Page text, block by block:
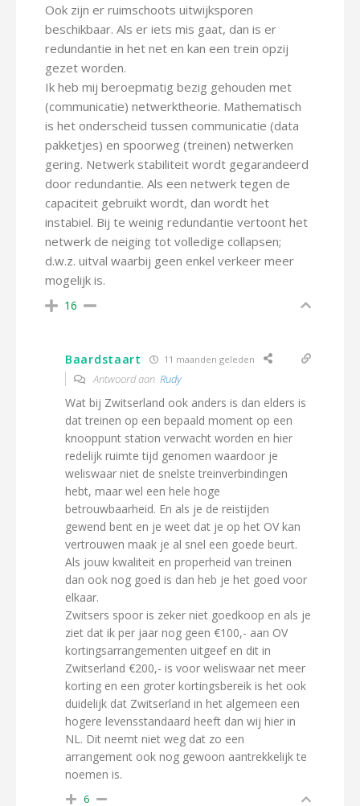
Ook zijn er ruimschoots uitwijksporen
beschikbaar. Als er iets mis gaat, dan is er
redundantie in het net en kan een trein opzij
gezet worden.
Ik heb mij beroepmatig bezig gehouden met
(communicatie) netwerktheorie. Mathematisch
is het onderscheid tussen communicatie (data
pakketjes) en spoorweg (treinen) netwerken
gering. Netwerk stabiliteit wordt gegarandeerd
door redundantie. Als een netwerk tegen de
capaciteit gebruikt wordt, dan wordt het
instabiel. Bij te weinig redundantie vertoont het
netwerk de neiging tot volledige collapsen;
d.w.z. uitval waarbij geen enkel verkeer meer
mogelijk is.
16
Baardstaart 11 maanden geleden
Antwoord aan Rudy
Wat bij Zwitserland ook anders is dan elders is
dat treinen op een bepaald moment op een
knooppunt station verwacht worden en hier
redelijk ruimte tijd genomen waardoor je
weliswaar niet de snelste treinverbindingen
hebt, maar wel een hele hoge
betrouwbaarheid. En als je de reistijden
gewend bent en je weet dat je op het OV kan
vertrouwen maak je al snel een goede beurt.
Als jouw kwaliteit en properheid van treinen
dan ook nog goed is dan heb je het goed voor
elkaar.
Zwitsers spoor is zeker niet goedkoop en als je
ziet dat ik per jaar nog geen €100,- aan OV
kortingsarrangementen uitgeef en dit in
Zwitserland €200,- is voor weliswaar net meer
korting en een groter kortingsbereik is het ook
duidelijk dat Zwitserland in het algemeen een
hogere levensstandaard heeft dan wij hier in
NL. Dit neemt niet weg dat zo een
arrangement ook nog gewoon aantrekkelijk te
noemen is.
6